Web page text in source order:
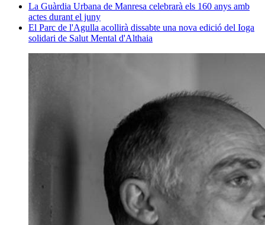
La Guàrdia Urbana de Manresa celebrarà els 160 anys amb
actes durant el juny
El Parc de l'Agulla acollirà dissabte una nova edició del Ioga
solidari de Salut Mental d'Althaia